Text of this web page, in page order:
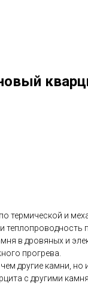
термической и
теплопроводность
в дровяных и
прогрева.
другие камни, но
с другими